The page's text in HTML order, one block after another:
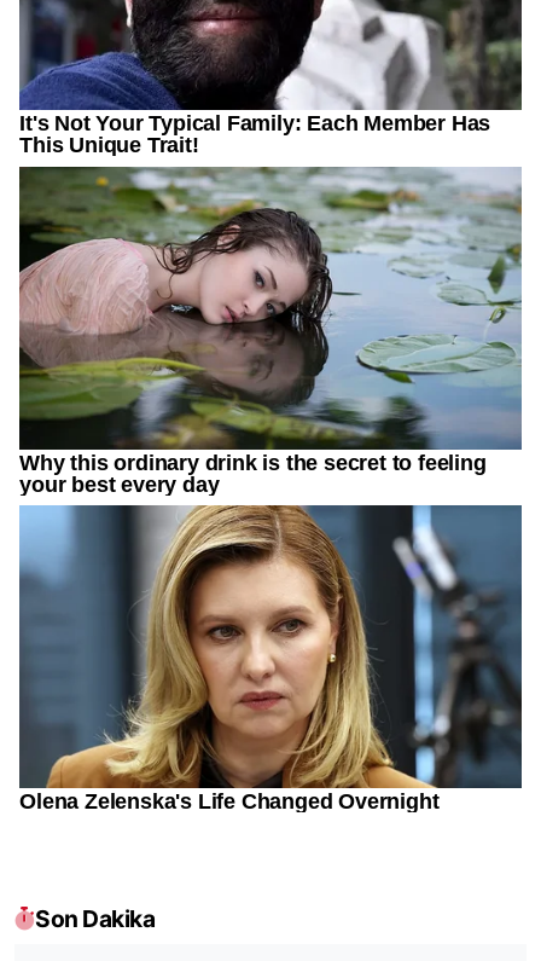
Son Dakika